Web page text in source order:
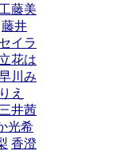
工藤美
藤井
イラ
立花は
川み
え
三井茜
光希
香澄